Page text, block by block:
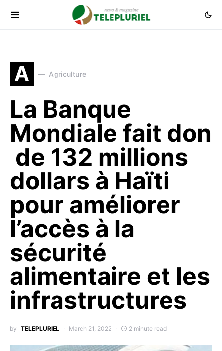
A Agriculture
La Banque
Mondiale fait don
de 132 millions
dollars à Haïti
pour améliorer
l’accès à la
sécurité
alimentaire et les
infrastructures
by TELEPLURIEL March 21, 2022 2 minute read